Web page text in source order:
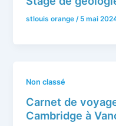
stlouis orange/ 5 mai
Non classé
Carnet de
Cambridge à